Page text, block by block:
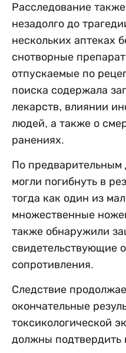
Расследование
незадолго до
нескольких аптеках
снотворные
отпускаемые по
поиска содержала
лекарств, влиянии
людей, а также о
ранениях.
По предварительным
могли погибнуть в
тогда как один из
множественные
также обнаружили
свидетельствующие
сопротивления.
Следствие
окончательные
токсикологической
должны подтвердить